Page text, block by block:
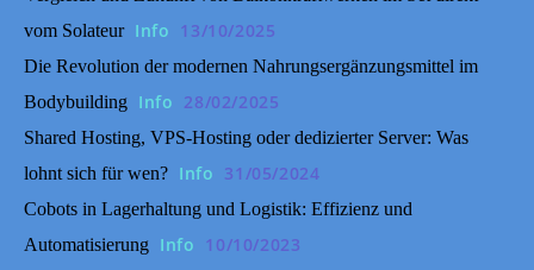
vom Solateur Info 13/10/2025
Die Revolution der modernen Nahrungsergänzungsmittel im
Bodybuilding Info 28/02/2025
Shared Hosting, VPS-Hosting oder dedizierter Server: Was
lohnt sich für wen? Info 31/05/2024
Cobots in Lagerhaltung und Logistik: Effizienz und
Automatisierung Info 10/10/2023